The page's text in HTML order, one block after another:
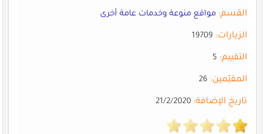
القسم: مواقع منوعة وخدمات عامة أخرى
الزيارات:19709
التقييم:5
المقيّمين:26
تاريخ الإضافة:21/2/2020